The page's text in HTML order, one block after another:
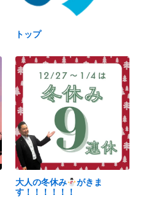
トップ
大人の冬休み
がきま
す！！！！！！